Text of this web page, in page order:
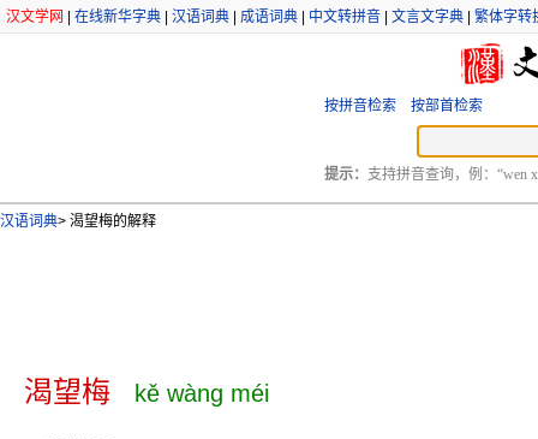
汉文学网 在线新华字典 汉语词典 成语词典 中文转拼音 文言文字典 繁体字转
按拼音检索 按部首检索
提示： 支持拼音查询，例：“wen
汉语词典> 渴望梅的解释
渴望梅 kě wàng méi